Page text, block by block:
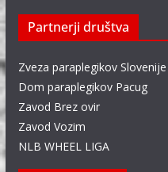
Partnerji društva
Zveza paraplegikov Slovenije
Dom paraplegikov Pacug
Zavod Brez ovir
Zavod Vozim
NLB WHEEL LIGA